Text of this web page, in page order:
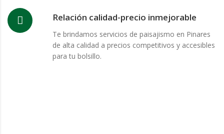
Relación calidad-precio inmejorable
Te brindamos servicios de paisajismo en Pinares
de alta calidad a precios competitivos y accesibles
para tu bolsillo.